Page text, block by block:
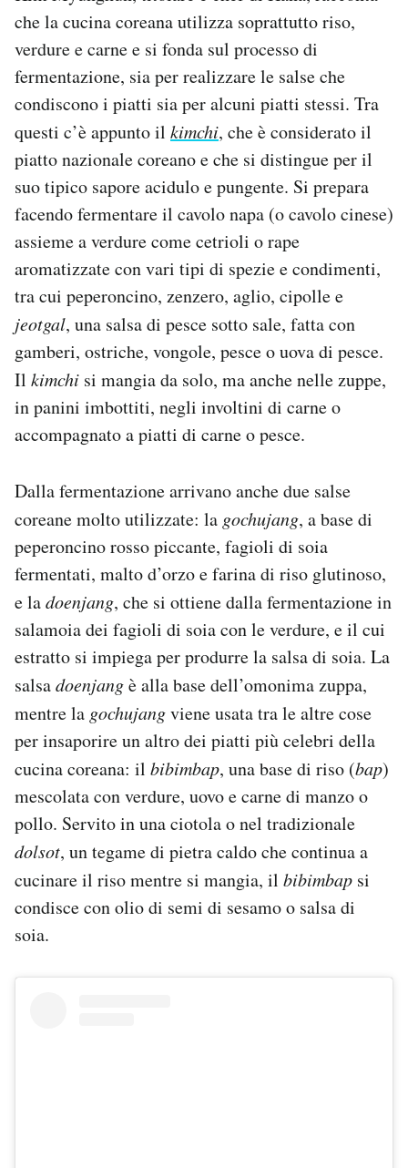
che la cucina coreana utilizza soprattutto riso,
verdure e carne e si fonda sul processo di
fermentazione, sia per realizzare le salse che
condiscono i piatti sia per alcuni piatti stessi. Tra
questi c’è appunto il kimchi, che è considerato il
piatto nazionale coreano e che si distingue per il
suo tipico sapore acidulo e pungente. Si prepara
facendo fermentare il cavolo napa (o cavolo cinese)
assieme a verdure come cetrioli o rape
aromatizzate con vari tipi di spezie e condimenti,
tra cui peperoncino, zenzero, aglio, cipolle e
jeotgal, una salsa di pesce sotto sale, fatta con
gamberi, ostriche, vongole, pesce o uova di pesce.
Il kimchi si mangia da solo, ma anche nelle zuppe,
in panini imbottiti, negli involtini di carne o
accompagnato a piatti di carne o pesce.
Dalla fermentazione arrivano anche due salse
coreane molto utilizzate: la gochujang, a base di
peperoncino rosso piccante, fagioli di soia
fermentati, malto d’orzo e farina di riso glutinoso,
e ladoenjang, che si ottiene dalla fermentazione in
salamoia dei fagioli di soia con le verdure, e il cui
estratto si impiega per produrre la salsa di soia. La
salsadoenjangè alla base dell’omonima zuppa,
mentre la gochujangviene usata tra le altre cose
per insaporire un altro dei piatti più celebri della
cucina coreana: il bibimbap, una base di riso (bap)
mescolata con verdure, uovo e carne di manzo o
pollo. Servito in una ciotola o nel tradizionale
dolsot, un tegame di pietra caldo che continua a
cucinare il riso mentre si mangia, il bibimbap si
condisce con olio di semi di sesamo o salsa di
soia.